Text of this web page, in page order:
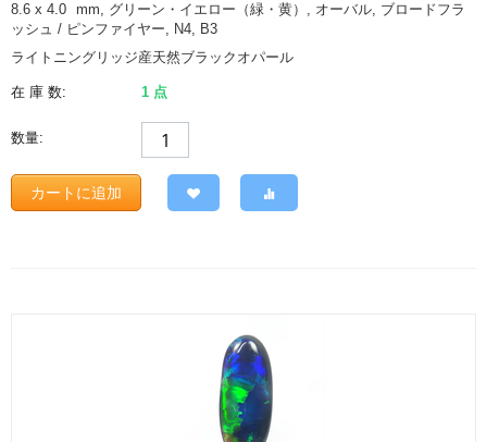
8.6 x 4.0 mm, グリーン・イエロー（緑・黄）, オーバル, ブロードフラ
ッシュ / ピンファイヤー, N4, B3
ライトニングリッジ産天然ブラックオパール
在 庫 数: 1 点
数量:
カートに追加